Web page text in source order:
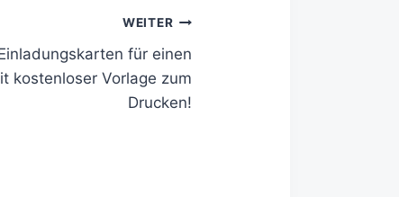
WEITER
für einen
kostenloser Vorlage zum
Drucken!